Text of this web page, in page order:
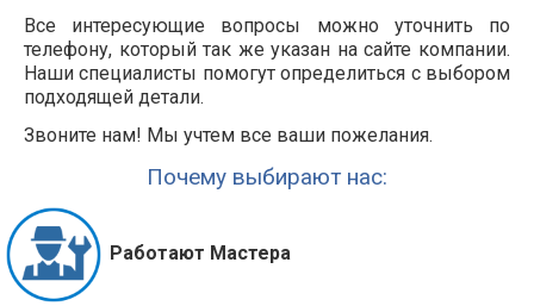
Все интересующие вопросы можно уточнить по
телефону, который так же указан на сайте компании.
Наши специалисты помогут определиться с выбором
подходящей детали.
Звоните нам! Мы учтем все ваши пожелания.
Почему выбирают нас:
Работают Мастера